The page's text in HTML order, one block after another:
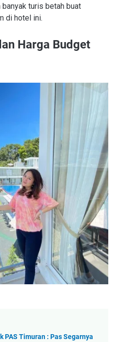
turis betah buat
di hotel ini.
Harga Budget
PAS Timuran : Pas Segarnya